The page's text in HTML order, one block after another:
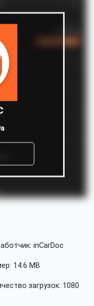
inCarDoc
14.6 MB
загрузок: 1080